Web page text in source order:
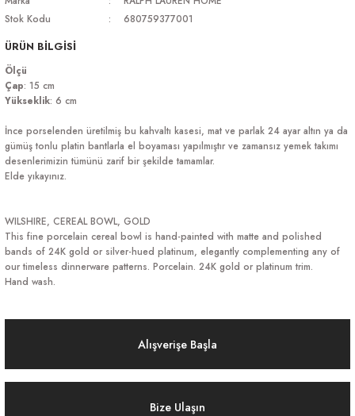
Stok Kodu
680759377001
ÜRÜN BİLGİSİ
Ölçü
Çap: 15 cm
Yükseklik: 6 cm
İnce porselenden üretilmiş bu kahvaltı kasesi, mat ve parlak 24 ayar altın ya da
gümüş tonlu platin bantlarla el boyaması yapılmıştır ve zamansız yemek takımı
desenlerimizin tümünü zarif bir şekilde tamamlar.
Elde yıkayınız.
WILSHIRE, CEREAL BOWL, GOLD
This fine porcelain cereal bowl is hand-painted with matte and polished
bands of 24K gold or silver-hued platinum, elegantly complementing any of
our timeless dinnerware patterns. Porcelain. 24K gold or platinum trim.
Hand wash.
Alışverişe Başla
Bize Ulaşın